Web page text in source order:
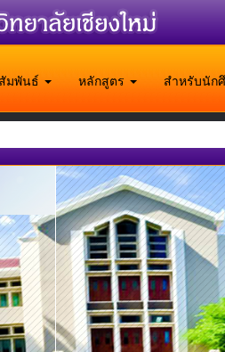
มพันธ์ หลักสูตร สำหรับนัก